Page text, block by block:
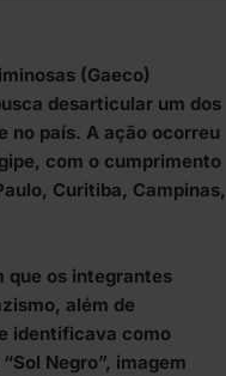
(Gaeco)
desarticular um dos
no país. A ação ocorreu
com o cumprimento
Curitiba, Campinas,
que os integrantes
além de
identificava como
Negro”, imagem